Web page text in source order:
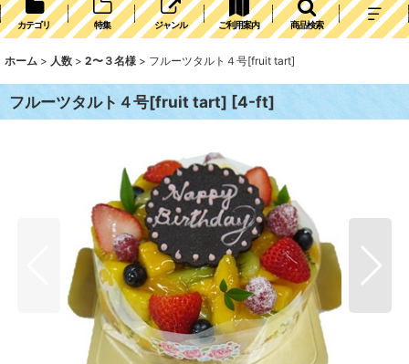
カテゴリ 特集 ジャンル ご利用案内 商品検索
ホーム > 人数 > 2〜３名様 > フルーツタルト４号[fruit tart]
フルーツタルト４号[fruit tart] [4-ft]